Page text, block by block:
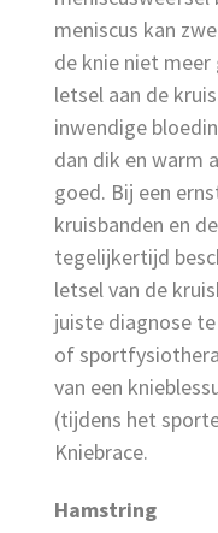
meniscus kan
de knie niet
letsel aan de
inwendige
dan dik en warm
goed. Bij een
kruisbanden en
tegelijkertijd
letsel van de
juiste diagnose
of
van een
(tijdens het
Kniebrace.
Hamstring